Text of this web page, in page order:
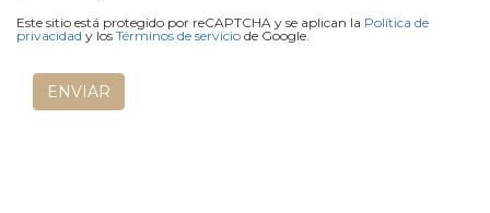
Este sitio está protegido por reCAPTCHA y se aplican la Política de
privacidad y los Términos de servicio de Google.
ENVIAR